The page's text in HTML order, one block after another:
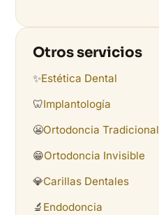
Otros servicios
✨Estética Dental
🦷Implantología
😬Ortodoncia Tradicional
😁Ortodoncia Invisible
💎Carillas Dentales
🔬 Endodoncia